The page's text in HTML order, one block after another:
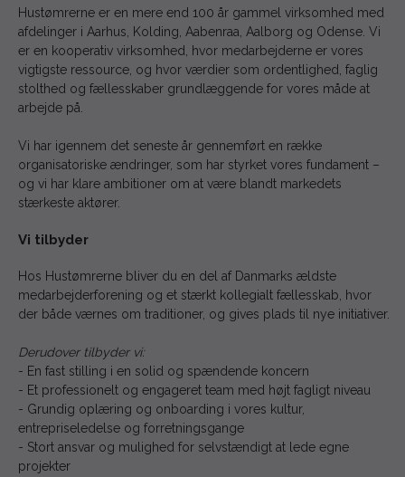
Hustømrerne er en mere end 100 år gammel virksomhed med
afdelinger i Aarhus, Kolding, Aabenraa, Aalborg og Odense. Vi
er en kooperativ virksomhed, hvor medarbejderne er vores
vigtigste ressource, og hvor værdier som ordentlighed, faglig
stolthed og fællesskaber grundlæggende for vores måde at
arbejde på.
Vi har igennem det seneste år gennemført en række
organisatoriske ændringer, som har styrket vores fundament –
og vi har klare ambitioner om at være blandt markedets
stærkeste aktører.
Vi tilbyder
Hos Hustømrerne bliver du en del af Danmarks ældste
medarbejderforening og et stærkt kollegialt fællesskab, hvor
der både værnes om traditioner, og gives plads til nye initiativer.
Derudover tilbyder vi:
- En fast stilling i en solid og spændende koncern
- Et professionelt og engageret team med højt fagligt niveau
- Grundig oplæring og onboarding i vores kultur,
entrepriseledelse og forretningsgange
- Stort ansvar og mulighed for selvstændigt at lede egne
projekter